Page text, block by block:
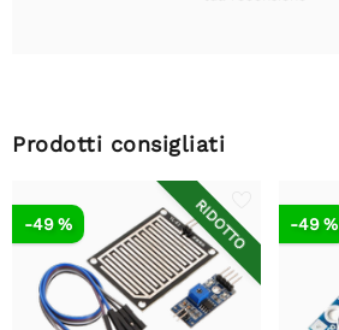
Prodotti consigliati
RIDOTTO
-49 % -49 %